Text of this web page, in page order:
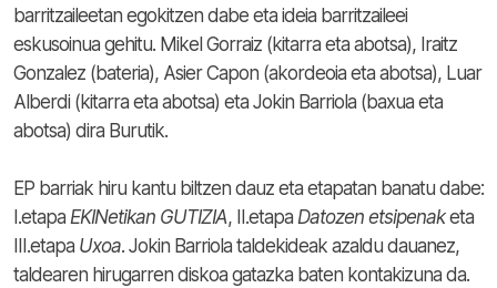
barritzaileetan egokitzen dabe eta ideia barritzaileei
eskusoinua gehitu. Mikel Gorraiz (kitarra eta abotsa), Iraitz
Gonzalez (bateria), Asier Capon (akordeoia eta abotsa), Luar
Alberdi (kitarra eta abotsa) eta Jokin Barriola (baxua eta
abotsa) dira Burutik.
EP barriak hiru kantu biltzen dauz eta etapatan banatu dabe:
I.etapa EKINetikan GUTIZIA, II.etapa Datozen etsipenaketa
III.etapa Uxoa. Jokin Barriola taldekideak azaldu dauanez,
taldearen hirugarren diskoa gatazka baten kontakizuna da.